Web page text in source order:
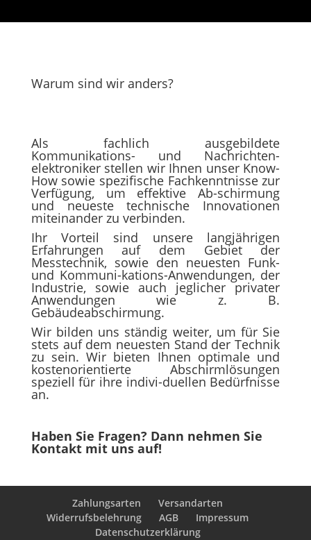
Warum sind wir anders?
Als fachlich ausgebildete
Kommunikations- und Nachrichten-
elektroniker stellen wir Ihnen unser Know-
How sowie spezifische Fachkenntnisse zur
Verfügung, um effektive Ab-schirmung
und neueste technische Innovationen
miteinander zu verbinden.
Ihr Vorteil sind unsere langjährigen
Erfahrungen auf dem Gebiet der
Messtechnik, sowie den neuesten Funk-
und Kommuni-kations-Anwendungen, der
Industrie, sowie auch jeglicher privater
Anwendungen wie z. B.
Gebäudeabschirmung.
Wir bilden uns ständig weiter, um für Sie
stets auf dem neuesten Stand der Technik
zu sein. Wir bieten Ihnen optimale und
kostenorientierte Abschirmlösungen
speziell für ihre indivi-duellen Bedürfnisse
an.
Haben Sie Fragen? Dann nehmen Sie
Kontakt mit uns auf!
Zahlungsarten
Versandarten
Widerrufsbelehrung
AGB
Impressum
Datenschutzerklärung